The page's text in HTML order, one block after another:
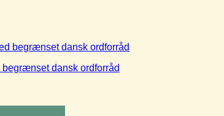
dansk ordforråd